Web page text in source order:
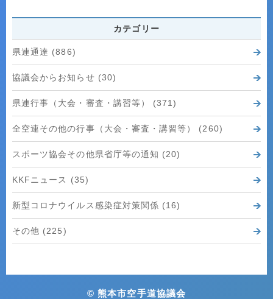
カテゴリー
県連通達 (886)
協議会からお知らせ (30)
県連行事（大会・審査・講習等） (371)
全空連その他の行事（大会・審査・講習等） (260)
スポーツ協会その他県省庁等の通知 (20)
KKFニュース (35)
新型コロナウイルス感染症対策関係 (16)
その他 (225)
© 熊本市空手道協議会